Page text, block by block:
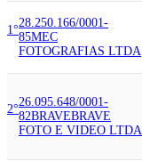
1°
28.250.166/0001-
85MEC
FOTOGRAFIAS LTDA
2°
26.095.648/0001-
82BRAVEBRAVE
FOTO E VIDEO LTDA